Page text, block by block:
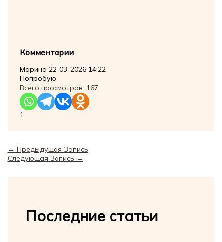
Комментарии
Марина 22-03-2026 14:22
Попробую
Всего просмотров: 167
1
← Предыдущая Запись
Следующая Запись →
Последние статьи